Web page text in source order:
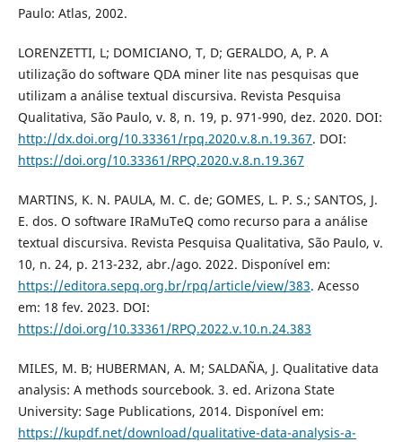
Paulo: Atlas, 2002.
LORENZETTI, L; DOMICIANO, T, D; GERALDO, A, P. A
utilização do software QDA miner lite nas pesquisas que
utilizam a análise textual discursiva. Revista Pesquisa
Qualitativa, São Paulo, v. 8, n. 19, p. 971-990, dez. 2020. DOI:
http://dx.doi.org/10.33361/rpq.2020.v.8.n.19.367. DOI:
https://doi.org/10.33361/RPQ.2020.v.8.n.19.367
MARTINS, K. N. PAULA, M. C. de; GOMES, L. P. S.; SANTOS, J.
E. dos. O software IRaMuTeQ como recurso para a análise
textual discursiva. Revista Pesquisa Qualitativa, São Paulo, v.
10, n. 24, p. 213-232, abr./ago. 2022. Disponível em:
https://editora.sepq.org.br/rpq/article/view/383. Acesso
em: 18 fev. 2023. DOI:
https://doi.org/10.33361/RPQ.2022.v.10.n.24.383
MILES, M. B; HUBERMAN, A. M; SALDAÑA, J. Qualitative data
analysis: A methods sourcebook. 3. ed. Arizona State
University: Sage Publications, 2014. Disponível em:
https://kupdf.net/download/qualitative-data-analysis-a-